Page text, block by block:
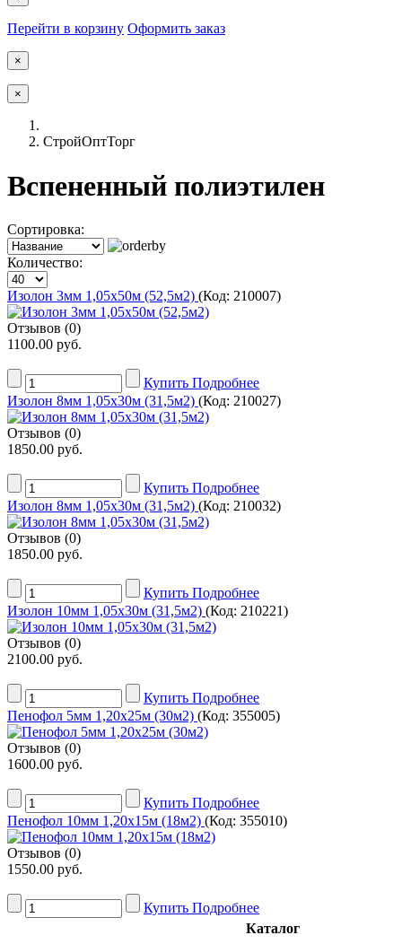
Перейти в корзину Оформить заказ
×
×
СтройОптТорг
Вспененный полиэтилен
Сортировка:
Количество:
Изолон 3мм 1,05х50м (52,5м2) (Код: 210007)
Отзывов (0)
1100.00 руб.
Купить Подробнее
Изолон 8мм 1,05х30м (31,5м2) (Код: 210027)
Отзывов (0)
1850.00 руб.
Купить Подробнее
Изолон 8мм 1,05х30м (31,5м2) (Код: 210032)
Отзывов (0)
1850.00 руб.
Купить Подробнее
Изолон 10мм 1,05х30м (31,5м2) (Код: 210221)
Отзывов (0)
2100.00 руб.
Купить Подробнее
Пенофол 5мм 1,20х25м (30м2) (Код: 355005)
Отзывов (0)
1600.00 руб.
Купить Подробнее
Пенофол 10мм 1,20х15м (18м2) (Код: 355010)
Отзывов (0)
1550.00 руб.
Купить Подробнее
Каталог